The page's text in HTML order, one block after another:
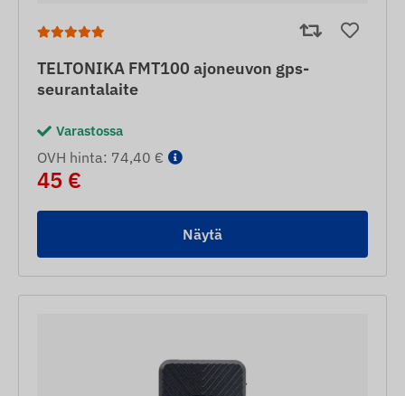
TELTONIKA FMT100 ajoneuvon gps-
seurantalaite
Varastossa
OVH hinta: 74,40 €
45 €
Näytä